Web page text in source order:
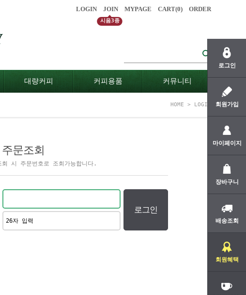
로그인
회원가입
마이페이지
장바구니
배송조회
회원혜택
LOGIN JOIN
시음3종
MYPAGE CART(0) ORDER
대량커피 커피용품 커뮤니티
HOME > LOGIN
문조회
회 시 주문번호로 조회가능합니다.
로그인